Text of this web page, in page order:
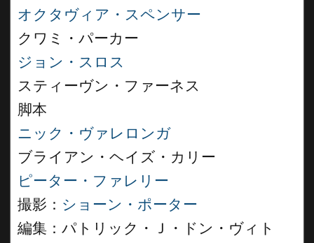
オクタヴィア・スペンサー
クワミ・パーカー
ジョン・スロス
スティーヴン・ファーネス
脚本
ニック・ヴァレロンガ
ブライアン・ヘイズ・カリー
ピーター・ファレリー
撮影： ショーン・ポーター
編集：パトリック・Ｊ・ドン・ヴィト